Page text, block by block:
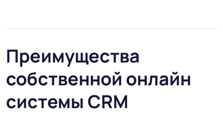
Преимущества
собственной онлайн
системы CRM